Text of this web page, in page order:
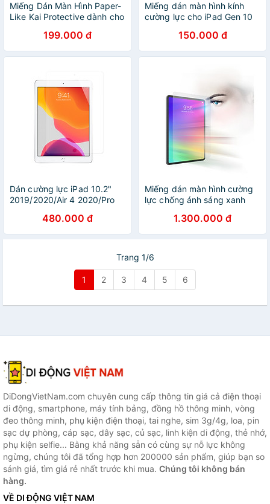
Miếng Dán Màn Hình Paper-
Like Kai Protective dành cho
Hàng chính hãng
199.000 đ
Miếng dán màn hình kính
cường lực cho iPad Gen 10
(mỏng 0.2 mm, vát cạnh
2.5D, chống trầy, chống va
đập) - Hàng nhập khẩu
150.000 đ
Dán cường lực iPad 10.2"
2019/2020/Air 4 2020/Pro
2018-2021 MIPOW Kingbull
HD (2.7D) Premium - Hàng
480.000 đ
Miếng dán màn hình cường
lực chống ánh sáng xanh
cho iPad - Hàng Chính Hãng
1.300.000 đ
Trang 1/6
1 2 3 4 5 6
DiDongVietNam.com chuyên cung cấp thông tin giá cả điện thoại
di động, smartphone, máy tính bảng, đồng hồ thông minh, vòng
đeo thông minh, phụ kiện điện thoại, tai nghe, sim 3g/4g, loa, pin
sạc dự phòng, cáp sạc, dây sạc, củ sạc, linh kiện di động, thẻ nhớ,
phụ kiện selfie... Bằng khả năng sẵn có cùng sự nỗ lực không
ngừng, chúng tôi đã tổng hợp hơn 200000 sản phẩm, giúp bạn so
sánh giá, tìm giá rẻ nhất trước khi mua. Chúng tôi không bán
hàng.
VỀ DI ĐỘNG VIỆT NAM